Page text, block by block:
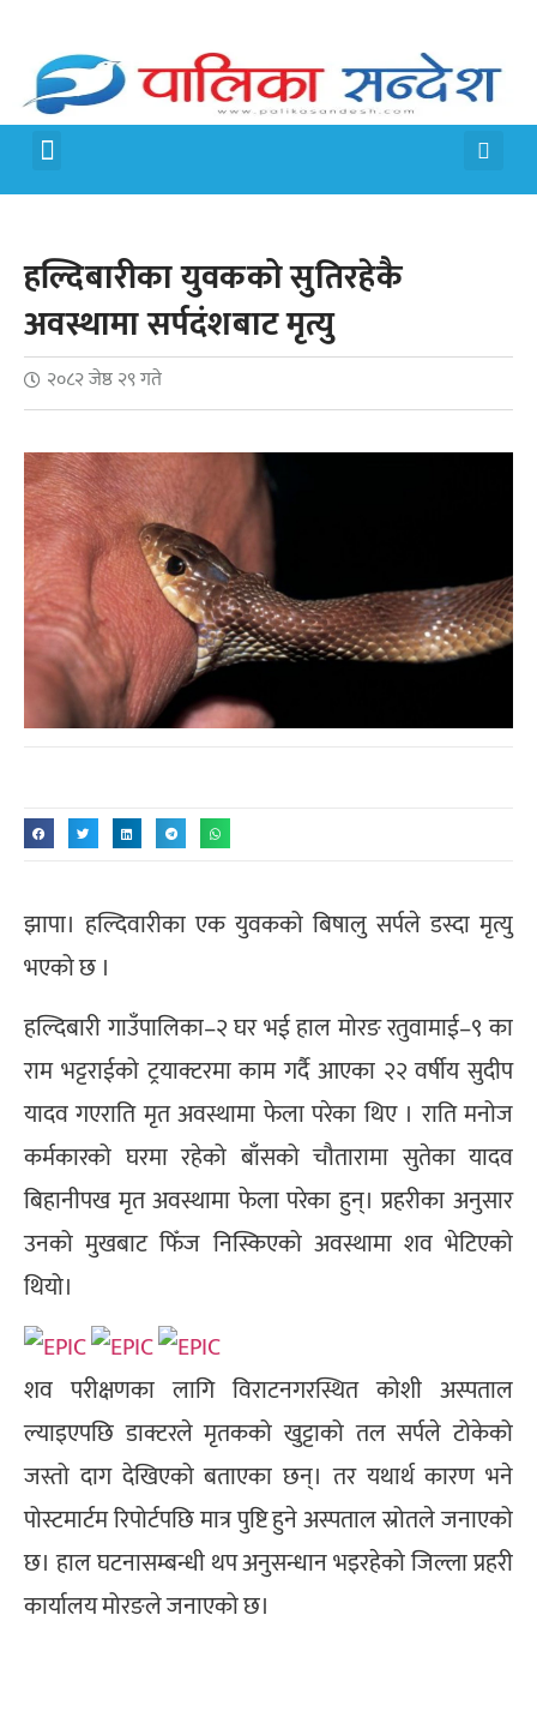
हल्दिबारीका युवकको सुतिरहेकै
अवस्थामा सर्पदंशबाट मृत्यु
२०८२ जेष्ठ २९ गते
झापा। हल्दिवारीका एक युवकको बिषालु सर्पले डस्दा मृत्यु
भएको छ ।
हल्दिबारी गाउँपालिका–२ घर भई हाल मोरङ रतुवामाई–९ का
राम भट्टराईको ट्रयाक्टरमा काम गर्दै आएका २२ वर्षीय सुदीप
यादव गएराति मृत अवस्थामा फेला परेका थिए । राति मनोज
कर्मकारको घरमा रहेको बाँसको चौतारामा सुतेका यादव
बिहानीपख मृत अवस्थामा फेला परेका हुन्। प्रहरीका अनुसार
उनको मुखबाट फिँज निस्किएको अवस्थामा शव भेटिएको
थियो।
शव परीक्षणका लागि विराटनगरस्थित कोशी अस्पताल
ल्याइएपछि डाक्टरले मृतकको खुट्टाको तल सर्पले टोकेको
जस्तो दाग देखिएको बताएका छन्। तर यथार्थ कारण भने
पोस्टमार्टम रिपोर्टपछि मात्र पुष्टि हुने अस्पताल स्रोतले जनाएको
छ। हाल घटनासम्बन्धी थप अनुसन्धान भइरहेको जिल्ला प्रहरी
कार्यालय मोरङले जनाएको छ।